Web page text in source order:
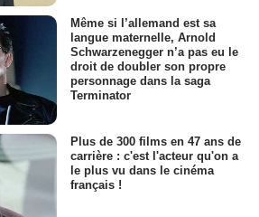
Même si l’allemand est sa
langue maternelle, Arnold
Schwarzenegger n’a pas eu le
droit de doubler son propre
personnage dans la saga
Terminator
Plus de 300 films en 47 ans de
carrière : c'est l'acteur qu'on a
le plus vu dans le cinéma
français !